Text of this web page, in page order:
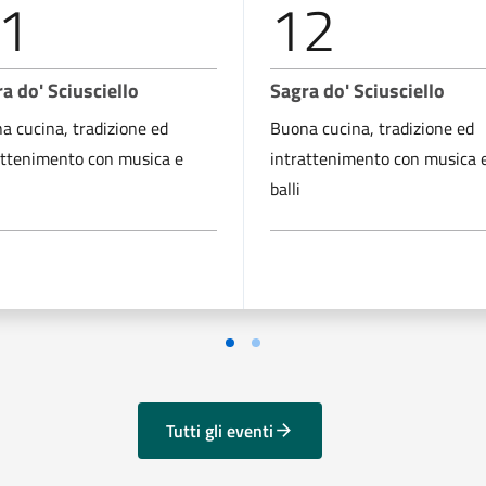
do' Sciusciello
cucina, tradizione ed
con musica e
12
Sagra do' Sciusciello
Buona cucina, tradizione ed
intrattenimento con musica
balli
Tutti gli eventi